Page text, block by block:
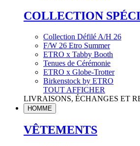
COLLECTION
Collection Défilé A/H 26
F/W 26 Etro Summer
ETRO x Tabby Booth
Tenues de Cérémonie
ETRO x Globe-Trotter
Birkenstock by ETRO
TOUT AFFICHER
LIVRAISONS, ÉCHANGES ET
HOMME
VÊTEMENTS